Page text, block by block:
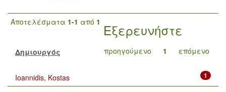
Αποτελέσματα 1-1 από 1
προηγούμενο 1 επόμενο
Εξερευνήστε
Δημιουργός
1
Ioannidis, Kostas